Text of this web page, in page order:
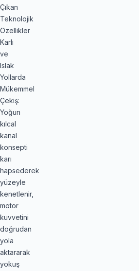
Çıkan
Teknolojik
Özellikler
Karlı
ve
Islak
Yollarda
Mükemmel
Çekiş:
Yoğun
kılcal
kanal
konsepti
karı
hapsederek
yüzeyle
kenetlenir,
motor
kuvvetini
doğrudan
yola
aktararak
yokuş